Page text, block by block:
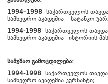
1994–1998 საქართველოს
სამხედრო აკადემია – სატანკო
1994-1998 საქართველოს
სამხედრო აკადემია –ისტორიის
სამუშაო გამოცდილება:
1994-1998 საქართველოს
სამხედრო აკადემია კურსანტი;